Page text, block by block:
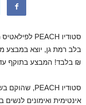
סטודיו לפילאטיס
₪ בלבד! המבצע בתוקף
סטודיו
אינטימית ואימונים לנשים